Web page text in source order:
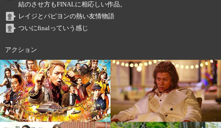
結のさせ方もFINALに相応しい作品。
レイジとパピヨンの熱い友情物語
ついにfinalっていう感じ
アクション